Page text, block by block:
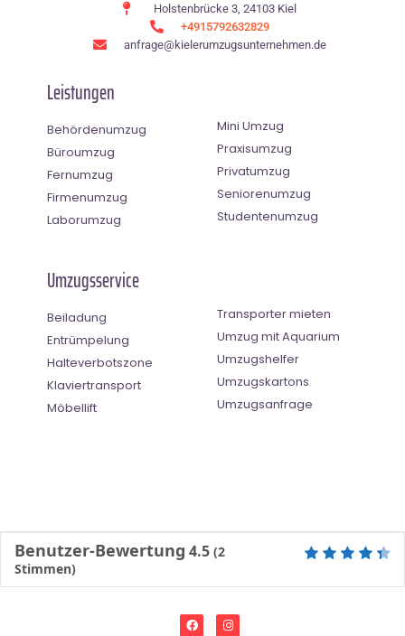
Holstenbrücke 3, 24103 Kiel
+4915792632829
anfrage@kielerumzugsunternehmen.de
Leistungen
Behördenumzug
Büroumzug
Fernumzug
Firmenumzug
Laborumzug
Mini Umzug
Praxisumzug
Privatumzug
Seniorenumzug
Studentenumzug
Umzugsservice
Beiladung
Entrümpelung
Halteverbotszone
Klaviertransport
Möbellift
Transporter mieten
Umzug mit Aquarium
Umzugshelfer
Umzugskartons
Umzugsanfrage
Benutzer-Bewertung 4.5 (2
Stimmen)